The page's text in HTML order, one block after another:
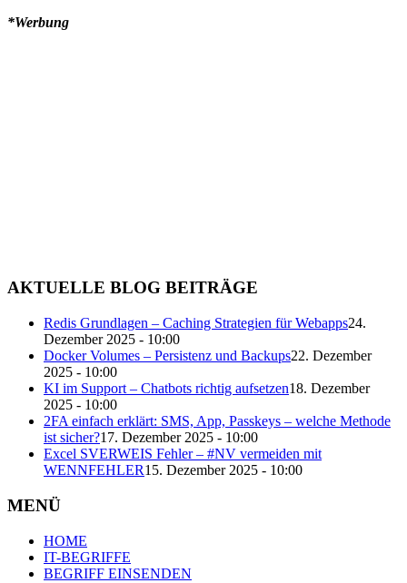
*Werbung
AKTUELLE BLOG BEITRÄGE
Redis Grundlagen – Caching Strategien für Webapps24.
Dezember 2025 - 10:00
Docker Volumes – Persistenz und Backups22. Dezember
2025 - 10:00
KI im Support – Chatbots richtig aufsetzen18. Dezember
2025 - 10:00
2FA einfach erklärt: SMS, App, Passkeys – welche Methode
ist sicher?17. Dezember 2025 - 10:00
Excel SVERWEIS Fehler – #NV vermeiden mit
WENNFEHLER15. Dezember 2025 - 10:00
MENÜ
HOME
IT-BEGRIFFE
BEGRIFF EINSENDEN